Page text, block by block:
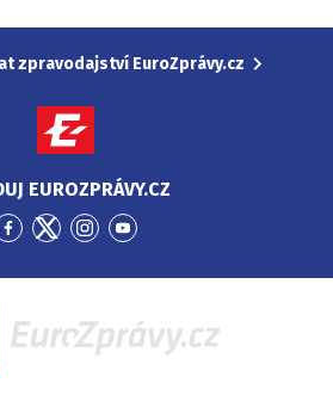
zpravodajství EuroZprávy.cz
EUROZPRÁVY.CZ
Přejít
Facebook
Přejít
Twitter
Přejít
Instagram
Přejít
YouTube
EuroZprávy.cz